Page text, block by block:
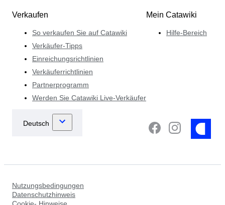
Verkaufen
So verkaufen Sie auf Catawiki
Verkäufer-Tipps
Einreichungsrichtlinien
Verkäuferrichtlinien
Partnerprogramm
Werden Sie Catawiki Live-Verkäufer
Mein Catawiki
Hilfe-Bereich
Nutzungsbedingungen
Datenschutzhinweis